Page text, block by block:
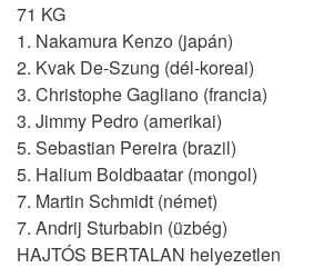
71 KG
1. Nakamura Kenzo (japán)
2. Kvak De-Szung (dél-koreai)
3. Christophe Gagliano (francia)
3. Jimmy Pedro (amerikai)
5. Sebastian Pereira (brazil)
5. Halium Boldbaatar (mongol)
7. Martin Schmidt (német)
7. Andrij Sturbabin (üzbég)
HAJTÓS BERTALAN helyezetlen